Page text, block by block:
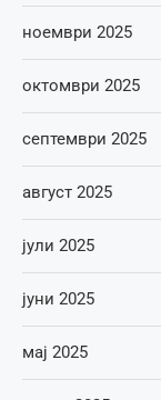
ноември 2025
октомври 2025
септември 2025
август 2025
јули 2025
јуни 2025
мај 2025